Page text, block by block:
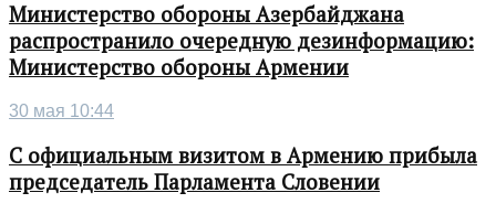
Министерство обороны Азербайджана
распространило очередную дезинформацию:
Министерство обороны Армении
30 мая 10:44
С официальным визитом в Армению прибыла
председатель Парламента Словении